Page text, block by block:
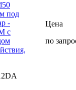
под
-
с
Цена
по